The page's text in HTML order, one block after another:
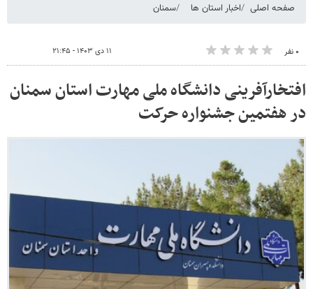
صفحه اصلی اخبار استان ها سمنان
۰ نفر ۱۱ دی ۱۴۰۳ - ۲۱:۴۵
افتخارآفرینی دانشگاه ملی مهارت استان سمنان
در هفتمین جشنواره حرکت